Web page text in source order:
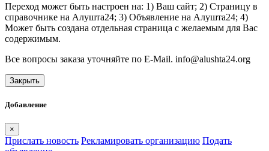
Переход может быть настроен на: 1) Ваш сайт; 2) Страницу в
справочнике на Алушта24; 3) Объявление на Алушта24; 4)
Может быть создана отдельная страница с желаемым для Вас
содержимым.
Все вопросы заказа уточняйте по E-Mail. info@alushta24.org
Закрыть
Добавление
×
Прислать новость Рекламировать организацию Подать